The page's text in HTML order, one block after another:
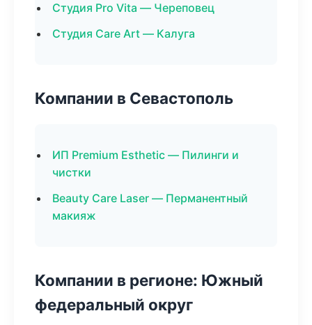
Студия Pro Vita — Череповец
Студия Care Art — Калуга
Компании в Севастополь
ИП Premium Esthetic — Пилинги и
чистки
Beauty Care Laser — Перманентный
макияж
Компании в регионе: Южный
федеральный округ